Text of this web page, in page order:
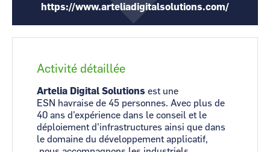
https://www.arteliadigitalsolutions.com/
Activité détaillée
Artelia Digital Solutions est une
ESN havraise de 45 personnes. Avec plus de
40 ans d'expérience dans le conseil et le
déploiement d'infrastructures ainsi que dans
le domaine du développement applicatif,